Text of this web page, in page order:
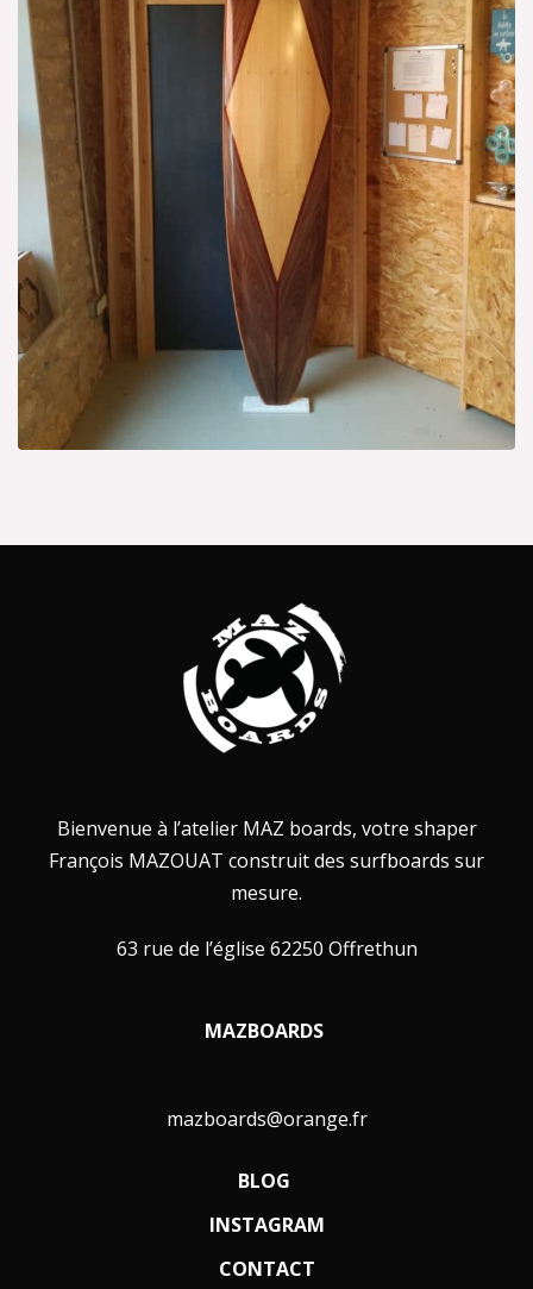
Bienvenue à l’atelier MAZ boards, votre shaper
François MAZOUAT construit des surfboards sur
mesure.
63 rue de l’église 62250 Offrethun
MAZBOARDS
mazboards@orange.fr
BLOG
INSTAGRAM
CONTACT